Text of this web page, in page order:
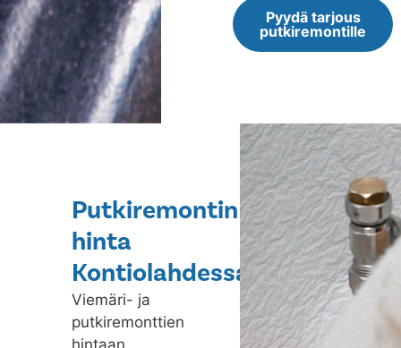
Pyydä tarjous
putkiremontille
Putkiremontin
hinta
Kontiolahdessa
Viemäri- ja
putkiremonttien